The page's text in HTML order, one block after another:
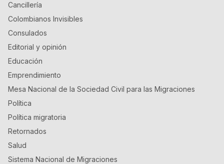
Cancillería
Colombianos Invisibles
Consulados
Editorial y opinión
Educación
Emprendimiento
Mesa Nacional de la Sociedad Civil para las Migraciones
Política
Política migratoria
Retornados
Salud
Sistema Nacional de Migraciones